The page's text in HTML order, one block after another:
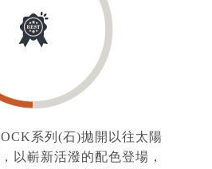
系列(石)拋開以往太陽
以嶄新活潑的配色登場，